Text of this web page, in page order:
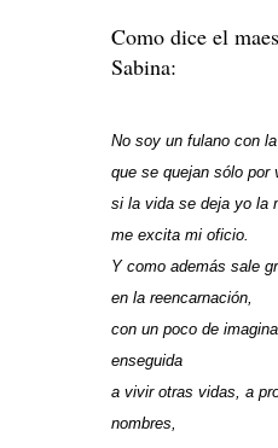
Como dice el
Sabina:
No soy un fulano con
que se quejan sólo por
si la vida se deja yo la
me excita mi oficio.
Y como además sale
en la reencarnación,
con un poco de
enseguida
a vivir otras vidas, a
nombres,